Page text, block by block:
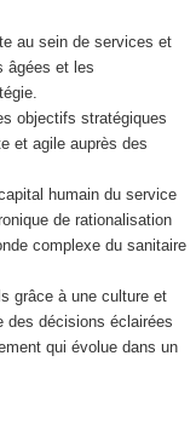
au sein de services et
âgées et les
objectifs stratégiques
et agile auprès des
humain du service
de rationalisation
complexe du sanitaire
grâce à une culture et
des décisions éclairées
qui évolue dans un